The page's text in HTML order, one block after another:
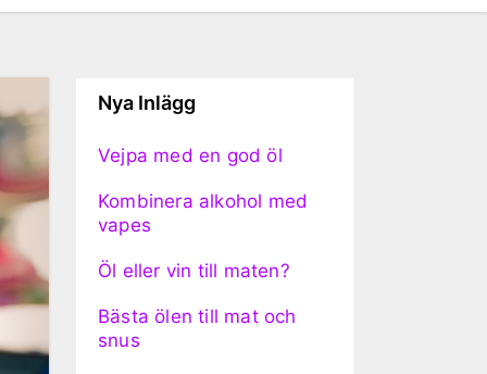
Nya Inlägg
Vejpa med en god öl
Kombinera alkohol med
vapes
Öl eller vin till maten?
Bästa ölen till mat och
snus